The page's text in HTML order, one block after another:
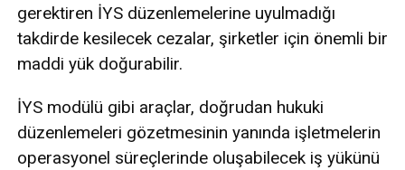
gerektiren İYS düzenlemelerine uyulmadığı
takdirde kesilecek cezalar, şirketler için önemli bir
maddi yük doğurabilir.
İYS modülü gibi araçlar, doğrudan hukuki
düzenlemeleri gözetmesinin yanında işletmelerin
operasyonel süreçlerinde oluşabilecek iş yükünü